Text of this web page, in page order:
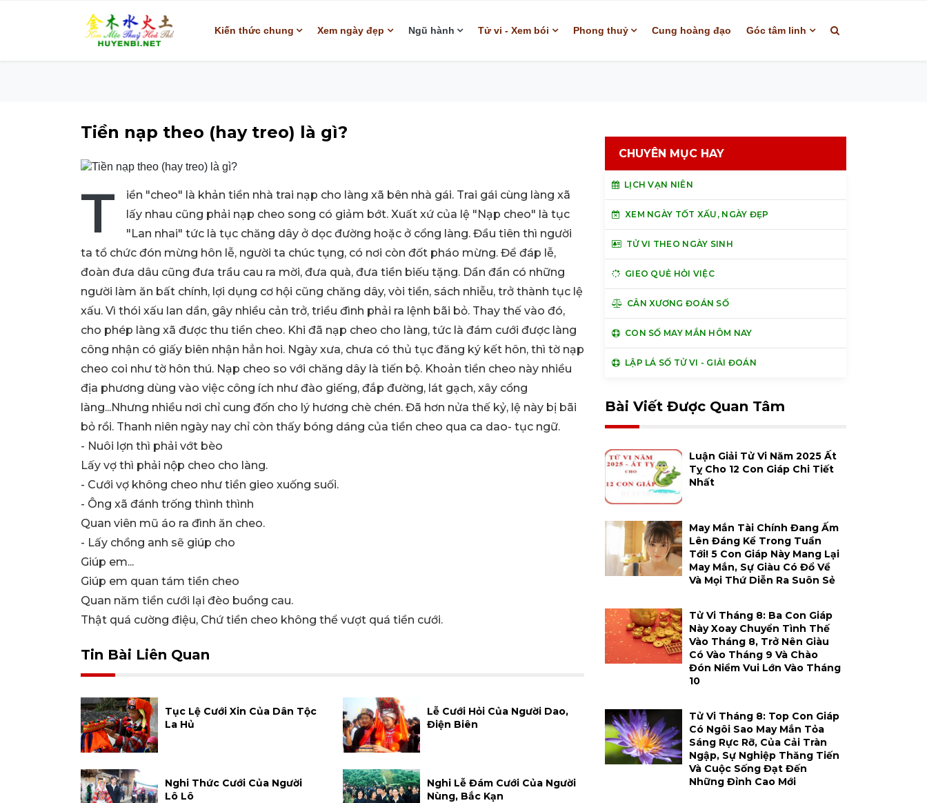
Kiến thức chung Xem ngày đẹp Ngũ hành Tử vi - Xem bói Phong thuỷ Cung hoàng đạo Góc tâm linh
Tiền nạp theo (hay treo) là gì?
T
iền "cheo" là khản tiền nhà trai nạp cho làng xã bên nhà gái. Trai gái cùng làng xã
lấy nhau cũng phải nạp cheo song có giảm bớt. Xuất xứ của lệ "Nạp cheo" là tục
"Lan nhai" tức là tục chăng dây ở dọc đường hoặc ở cổng làng. Đầu tiên thì người
ta tổ chức đón mừng hôn lễ, người ta chúc tụng, có nơi còn đốt pháo mừng. Để đáp lễ,
đoàn đưa dâu cũng đưa trầu cau ra mời, đưa quà, đưa tiền biếu tặng. Dần đần có những
người làm ăn bất chính, lợi dụng cơ hội cũng chăng dây, vòi tiền, sách nhiễu, trở thành tục lệ
xấu. Vì thói xấu lan dần, gây nhiều cản trở, triều đình phải ra lệnh bãi bỏ. Thay thế vào đó,
cho phép làng xã được thu tiền cheo. Khi đã nạp cheo cho làng, tức là đám cưới được làng
công nhận có giấy biên nhận hẳn hoi. Ngày xưa, chưa có thủ tục đăng ký kết hôn, thì tờ nạp
cheo coi như tờ hôn thú. Nạp cheo so với chăng dây là tiến bộ. Khoản tiền cheo này nhiều
địa phương dùng vào việc công ích như đào giếng, đắp đường, lát gạch, xây cổng
làng...Nhưng nhiều nơi chỉ cung đốn cho lý hương chè chén. Đã hơn nửa thế kỷ, lệ này bị bãi
bỏ rồi. Thanh niên ngày nay chỉ còn thấy bóng dáng của tiền cheo qua ca dao- tục ngữ.
- Nuôi lợn thì phải vớt bèo
Lấy vợ thì phải nộp cheo cho làng.
- Cưới vợ không cheo như tiền gieo xuống suối.
- Ông xã đánh trống thình thình
Quan viên mũ áo ra đình ăn cheo.
- Lấy chồng anh sẽ giúp cho
Giúp em...
Giúp em quan tám tiền cheo
Quan năm tiền cưới lại đèo buồng cau.
Thật quá cường điệu, Chứ tiền cheo không thể vượt quá tiền cưới.
Tin Bài Liên Quan
Tục Lệ Cưới Xin Của Dân Tộc
La Hủ
Nghi Thức Cưới Của Người
Lô Lô
Lễ Cưới Hỏi Của Người Dao,
Điện Biên
Nghi Lễ Đám Cưới Của Người
Nùng, Bắc Kạn
CHUYÊN MỤC HAY
LỊCH VẠN NIÊN
XEM NGÀY TỐT XẤU, NGÀY ĐẸP
TỬ VI THEO NGÀY SINH
GIEO QUẺ HỎI VIỆC
CÂN XƯƠNG ĐOÁN SỐ
CON SỐ MAY MẮN HÔM NAY
LẬP LÁ SỐ TỬ VI - GIẢI ĐOÁN
Bài Viết Được Quan Tâm
Luận Giải Tử Vi Năm 2025 Ất
Tỵ Cho 12 Con Giáp Chi Tiết
Nhất
May Mắn Tài Chính Đang Ấm
Lên Đáng Kể Trong Tuần
Tới! 5 Con Giáp Này Mang Lại
May Mắn, Sự Giàu Có Đổ Về
Và Mọi Thứ Diễn Ra Suôn Sẻ
Tử Vi Tháng 8: Ba Con Giáp
Này Xoay Chuyển Tình Thế
Vào Tháng 8, Trở Nên Giàu
Có Vào Tháng 9 Và Chào
Đón Niềm Vui Lớn Vào Tháng
10
Tử Vi Tháng 8: Top Con Giáp
Có Ngôi Sao May Mắn Tỏa
Sáng Rực Rỡ, Của Cải Tràn
Ngập, Sự Nghiệp Thăng Tiến
Và Cuộc Sống Đạt Đến
Những Đỉnh Cao Mới